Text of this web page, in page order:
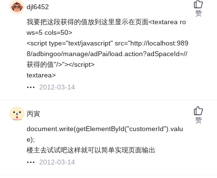
djl6452
我要把这段获得的值放到这里显示在页面<textarea ro
ws=5 cols=50>
<script type="text/javascript" src="http://localhost:989
8/adbingoo/manage/adPai/load.action?adSpaceId=//
获得的值"/>"></script>
textarea>
2012-03-14
赞
丙寅
document.write(getElementById("customerId").valu
e);
楼主去试试吧这样就可以简单实现页面输出
2012-03-14
赞